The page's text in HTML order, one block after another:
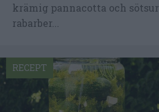
krämig pannacotta och sötsur
rabarber...
RECEPT